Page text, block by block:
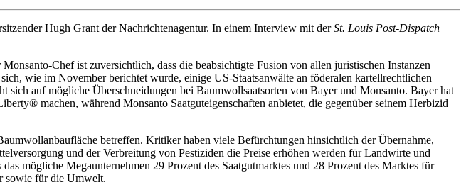
Hugh Grant der Nachrichtenagentur. In einem Interview mit derSt. Louis Post-Dispatch
Chef ist zuversichtlich, dass die beabsichtigte Fusion von allen juristischen Instanzen
wie im November berichtet wurde, einige US-Staatsanwälte an föderalen kartellrechtlichen
auf mögliche Überschneidungen bei Baumwollsaatsorten von Bayer und Monsanto. Bayer hat
machen, während Monsanto Saatguteigenschaften anbietet, die gegenüber seinem Herbizid
betreffen. Kritiker haben viele Befürchtungen hinsichtlich der Übernahme,
und der Verbreitung von Pestiziden die Preise erhöhen werden für Landwirte und
mögliche Megaunternehmen 29 Prozent des Saatgutmarktes und 28 Prozent des Marktes für
sowie für die Umwelt.